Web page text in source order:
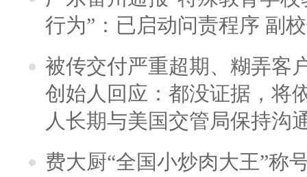
行为”：已启动问责程序 副
被传交付严重超期、糊弄客
创始人回应：都没证据，将
人长期与美国交管局保持沟
费大厨“全国小炒肉大王”称